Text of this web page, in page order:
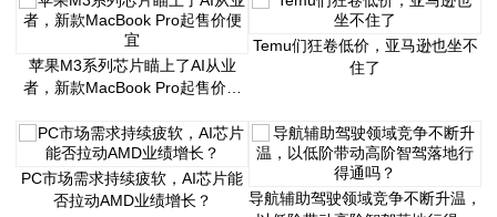
苹果M3系列芯片瞄上了AI从业
者，新款MacBook Pro起售价便
Temu们狂卷低价，亚马逊也坐不
住了
PC市场需求持续疲软，AI芯片能
否拉动AMD业绩增长？
导航辅助驾驶领域竞争不断升温，